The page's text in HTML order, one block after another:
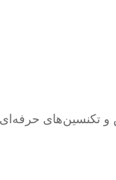
تکنسین‌های حرفه‌ای